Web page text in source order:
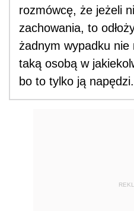
rozmówcę, że jeżeli
zachowania, to
żadnym wypadku nie
taką osobą w
bo to tylko ją napędzi.